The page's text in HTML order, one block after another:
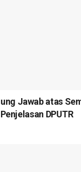
Jawab atas
DPUTR